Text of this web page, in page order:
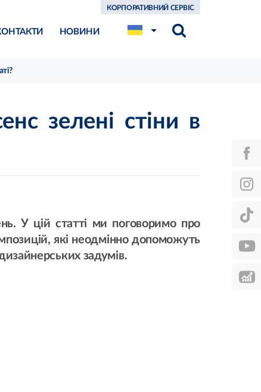
НОВИНИ
КОРПОРАТИВНИЙ СЕРВІС
зелені стіни в
У цій статті ми поговоримо про
які неодмінно допоможуть
задумів.